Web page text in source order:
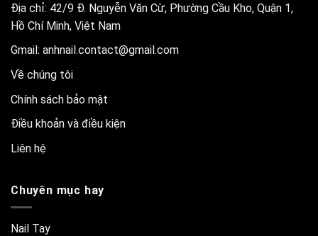
Địa chỉ: 42/9 Đ. Nguyễn Văn Cừ, Phường Cầu Kho, Quận 1,
Hồ Chí Minh, Việt Nam
Gmail: anhnail.contact@gmail.com
Về chúng tôi
Chính sách bảo mật
Điều khoản và điều kiện
Liên hệ
Chuyên mục hay
Nail Tay